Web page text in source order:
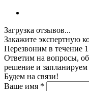
Загрузка отзывов...
Закажите экспертную
Перезвоним в течение
Ответим на вопросы,
решение и запланируем
Будем на связи!
Ваше имя *